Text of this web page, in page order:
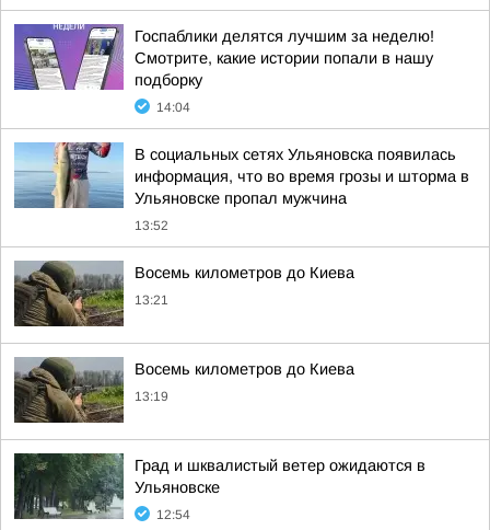
Госпаблики делятся лучшим за неделю!
Смотрите, какие истории попали в нашу
подборку
14:04
В социальных сетях Ульяновска появилась
информация, что во время грозы и шторма в
Ульяновске пропал мужчина
13:52
Восемь километров до Киева
13:21
Восемь километров до Киева
13:19
Град и шквалистый ветер ожидаются в
Ульяновске
12:54